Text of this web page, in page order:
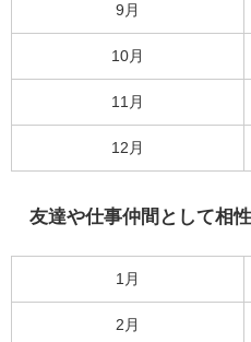
9月
10月
11月
12月
友達や仕事仲間として相
1月
2月